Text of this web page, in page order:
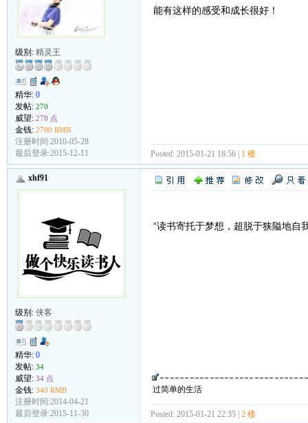
级别: 精灵王
精华: 0
发帖: 270
威望: 270 点
金钱: 2700 RMB
注册时间:2010-05-28
最后登录:2015-12-11
能有这样的感受和成长很好！
Posted: 2015-01-21 18:56 | 1 楼
xhf91
级别: 侠客
精华: 0
发帖: 34
威望: 34 点
金钱: 340 RMB
注册时间:2014-04-21
最后登录:2015-11-30
“读书寄托于梦想，超脱于狭隘地自
过简单的生活
Posted: 2015-01-21 22:35 | 2 楼